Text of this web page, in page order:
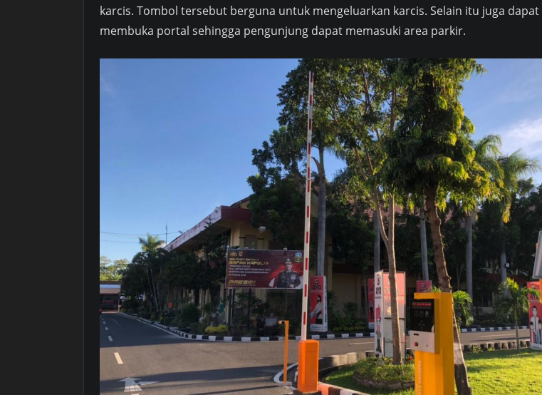
karcis. Tombol tersebut berguna untuk mengeluarkan karcis. Selain itu juga dapat
membuka portal sehingga pengunjung dapat memasuki area parkir.